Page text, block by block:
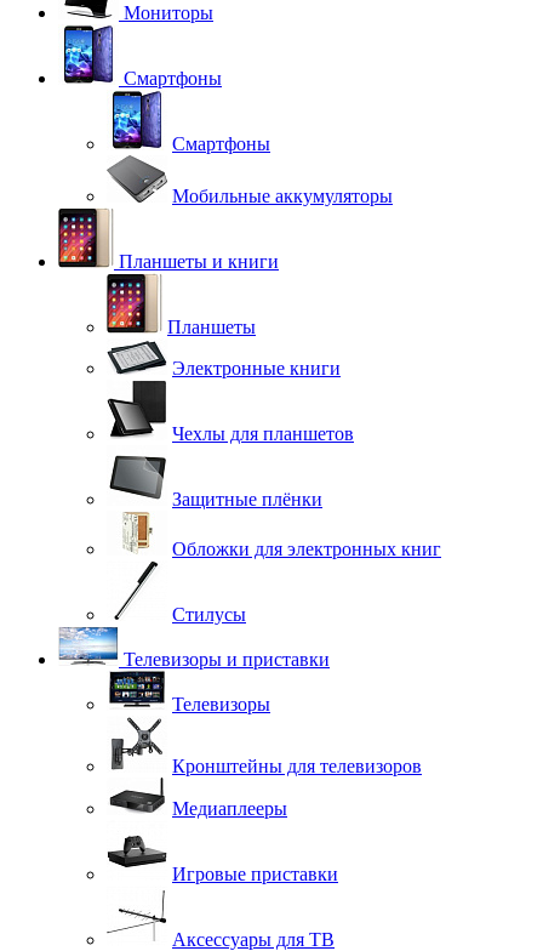
Мониторы
Смартфоны
Смартфоны
Мобильные аккумуляторы
Планшеты и книги
Планшеты
Электронные книги
Чехлы для планшетов
Защитные плёнки
Обложки для электронных книг
Стилусы
Телевизоры и приставки
Телевизоры
Кронштейны для телевизоров
Медиаплееры
Игровые приставки
Аксессуары для ТВ